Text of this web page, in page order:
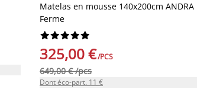
Matelas en mousse 140x200cm ANDRA
Ferme






325,00 €/PCS
649,00 € /pcs
Dont éco-part. 11 €